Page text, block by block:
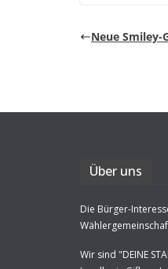
Neue Smi­ley-
Über uns
Die Bürger-
Wir sind "DEINE